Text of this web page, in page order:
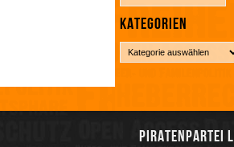
r
c
Kategorien
a
g
Piratenpartei